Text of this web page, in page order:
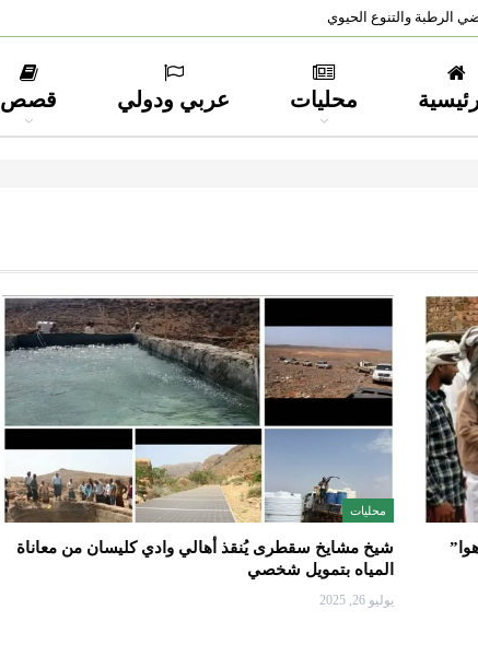
الرطبة والتنوع الحيوي
محليات عربي ودولي قصص
محليات
شيخ مشايخ سقطرى يُنقذ أهالي وادي كليسان من معاناة
المياه بتمويل شخصي
يوليو 26, 2025